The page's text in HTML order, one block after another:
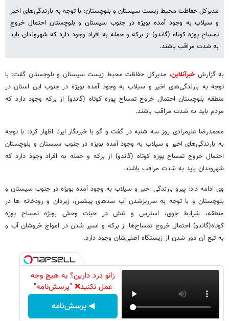
مدیرکل حفاظت محیط زیست سیستان و بلوچستان: با توجه به بارندگی‌های اخیر
و سیلاب به وجود آمده بویژه در جنوب سیستان و بلوچستان احتمال خروج
تمساح‌ پوزه کوتاه (گاندو) از برکه و حمله به افراد وجود دارد که شهروندان باید
به شدت مراقب باشند.
به گزارشخبرآنلاین، مدیرکل حفاظت محیط زیست سیستان و بلوچستان گفت: با
توجه به بارندگی‌های اخیر و سیلاب به وجود آمده بویژه در جنوب این استان در
منطقه بلوچستان احتمال خروج تمساح‌ پوزه کوتاه (گاندو) از برکه وجود دارد که
مردم باید به شدت مراقب باشند.
محمدرضا علیمرادی روز سه شنبه در گفت و گو با خبرنگار ایرنا اظهار کرد: با توجه
به بارندگی‌های اخیر و سیلاب به وجود آمده بویژه در جنوب سیستان و بلوچستان
احتمال خروج تمساح‌ پوزه کوتاه (گاندو) از برکه و حمله به افراد وجود دارد که
شهروندان باید به شدت مراقب باشند.
وی ادامه داد: پیرو بارندگی اخیر و سیلاب به وجود آمده بویژه در جنوب سیستان و
بلوچستان و با توجه به سرریزشدن آب سدهای پیشین، زیردان و رودخانه ها در
منطقه، شرایط جوی، استرس و تنش در حیات وحش بویژه تمساح پوزه
کوتاه(گاندو) احتمال خروج تمساح‌ها از برکه و اسیر شدن در امواج خروشان آب و
به تبع آن دور شدن از زیستگاه اصلی‌شان وجود دارد.
زانو درد دارین؟ به هیچ وجه
عمل نکنید❌ "پرسش‌نامه"
◀ پرسش‌نامه